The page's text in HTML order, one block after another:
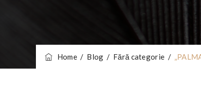
Home/ Blog / Fără categorie /